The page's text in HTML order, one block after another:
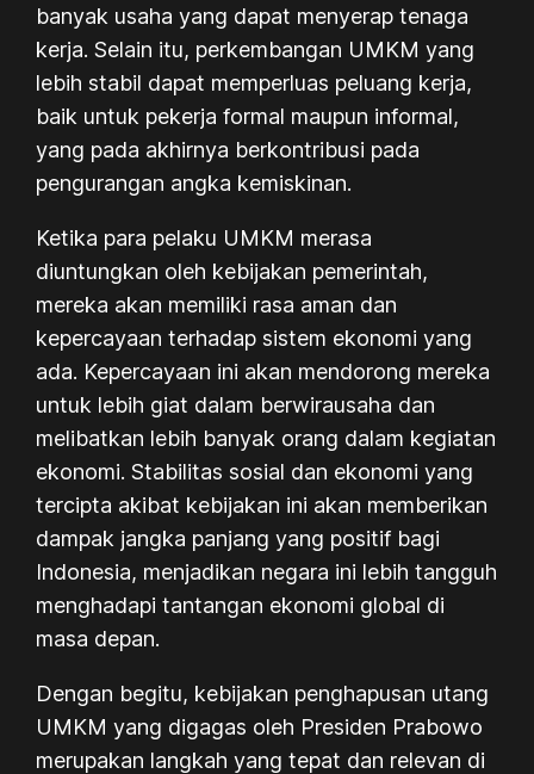
banyak usaha yang dapat menyerap tenaga
kerja. Selain itu, perkembangan UMKM yang
lebih stabil dapat memperluas peluang kerja,
baik untuk pekerja formal maupun informal,
yang pada akhirnya berkontribusi pada
pengurangan angka kemiskinan.
Ketika para pelaku UMKM merasa
diuntungkan oleh kebijakan pemerintah,
mereka akan memiliki rasa aman dan
kepercayaan terhadap sistem ekonomi yang
ada. Kepercayaan ini akan mendorong mereka
untuk lebih giat dalam berwirausaha dan
melibatkan lebih banyak orang dalam kegiatan
ekonomi. Stabilitas sosial dan ekonomi yang
tercipta akibat kebijakan ini akan memberikan
dampak jangka panjang yang positif bagi
Indonesia, menjadikan negara ini lebih tangguh
menghadapi tantangan ekonomi global di
masa depan.
Dengan begitu, kebijakan penghapusan utang
UMKM yang digagas oleh Presiden Prabowo
merupakan langkah yang tepat dan relevan di